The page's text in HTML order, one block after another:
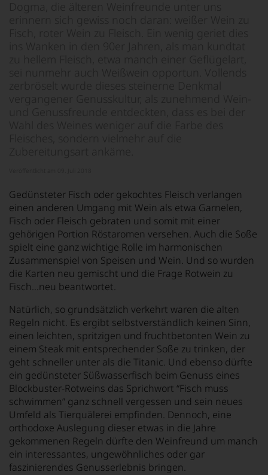
Gedünsteter Fisch oder gekochtes Fleisch verlangen
einen anderen Umgang mit Wein als etwa Garnelen,
Fisch oder Fleisch gebraten und somit mit einer
gehörigen Portion Röstaromen versehen. Auch die Soße
spielt eine ganz wichtige Rolle im harmonischen
Zusammenspiel von Speisen und Wein. Und so wurden
die Karten neu gemischt und die Frage Rotwein zu
Fisch…neu beantwortet.
Natürlich, so grundsätzlich verkehrt waren die alten
Regeln nicht. Es ergibt selbstverständlich keinen Sinn,
einen leichten, spritzigen und fruchtbetonten Wein zu
einem Steak mit entsprechender Soße zu trinken, der
geht schneller unter als die Titanic. Und ebenso dürfte
ein gedünsteter Süßwasserfisch beim Genuss eines
Blockbuster-Rotweins das Sprichwort “Fisch muss
schwimmen” ganz schnell vergessen und sein neues
Umfeld als Tierquälerei empfinden. Dennoch, eine
orthodoxe Auslegung dieser etwas in die Jahre
gekommenen Regeln dürfte den Weinfreund um manch
ein interessantes, ungewöhnliches oder gar
faszinierendes Genusserlebnis bringen.